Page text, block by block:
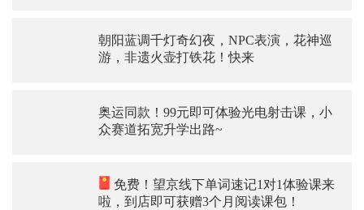
朝阳蓝调千灯奇幻夜，NPC表演，花神巡
游，非遗火壶打铁花！快来
奥运同款！99元即可体验光电射击课，小
众赛道拓宽升学出路~
免费！望京线下单词速记1对1体验课来
啦，到店即可获赠3个月阅读课包！